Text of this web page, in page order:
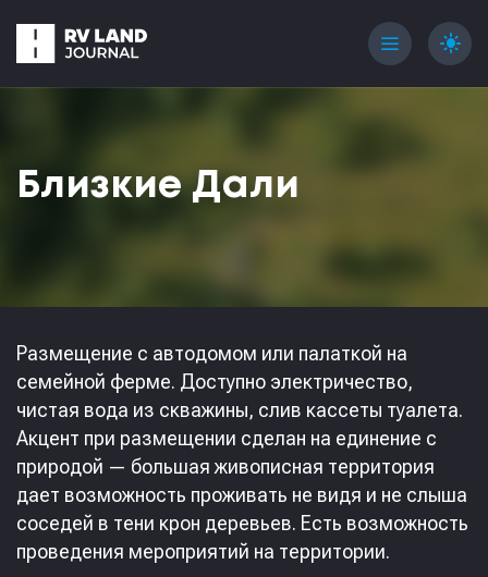
menu light_mode
Близкие Дали
Размещение с автодомом или палаткой на
семейной ферме. Доступно электричество,
чистая вода из скважины, слив кассеты туалета.
Акцент при размещении сделан на единение с
природой — большая живописная территория
дает возможность проживать не видя и не слыша
соседей в тени крон деревьев. Есть возможность
проведения мероприятий на территории.